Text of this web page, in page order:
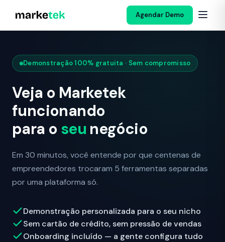
Agendar Demo
Demonstração 100% gratuita · Sem compromisso
Veja o Marketek
funcionando
para o seu negócio
Em 30 minutos, você entende por que centenas de
empreendedores trocaram 5 ferramentas separadas
por uma plataforma só.
Demonstração personalizada para o seu nicho
Sem cartão de crédito, sem pressão de vendas
Onboarding incluído — a gente configura tudo